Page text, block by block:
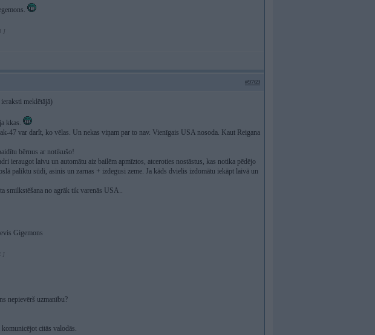
]
#9769
meklētājā)
kkas.
47 var darît, ko vēlas. Un nekas viņam par to nav. Vienīgais USA nosoda. Kaut Reigana
bērnus ar notikušo!
ieraugot laivu un automātu aiz bailēm apmīztos, atceroties nostāstus, kas notika pēdējo
paliktu sūdi, asinis un zarnas + izdegusi zeme. Ja kāds dvielis izdomātu iekāpt laivā un
smilkstēšana no agrāk tik varenās USA..
Gigemons
]
nepievērš uzmanību?
citās valodās.